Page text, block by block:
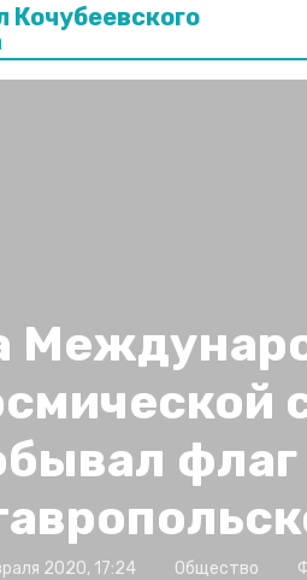
Кочубеевского
флаг
2020, 17:24 Общество